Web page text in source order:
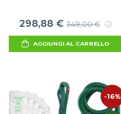
298,88 € 349,00 €
AGGIUNGI AL CARRELLO
-16%